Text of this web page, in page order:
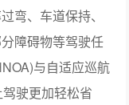
弯、车道保持、
障碍物等驾驶任
与自适应巡航
驾驶更加轻松省